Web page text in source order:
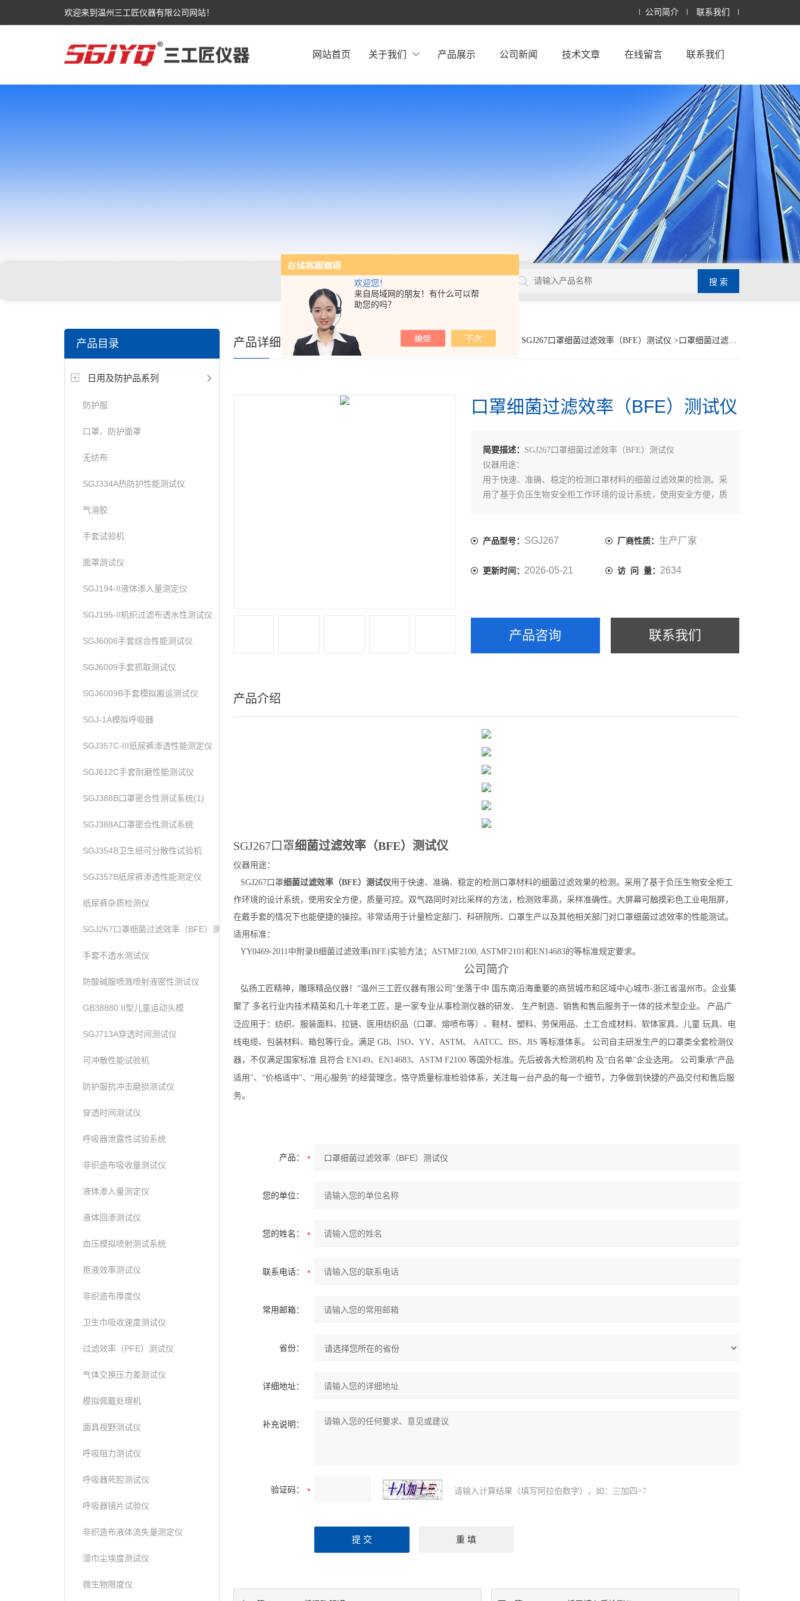
欢迎您！
来自局域网的朋友！有什么可以帮
助您的吗？
欢迎来到温州三工匠仪器有限公司网站！ 公司简介 联系我们
网站首页 关于我们 产品展示 公司新闻 技术文章 在线留言 联系我们
纺织，服装面料，拉链，医用纺织品，鞋材，塑料，劳保用品，土工合成材料，软体家具，儿童玩具，电线
电缆，包装材料，箱包等行业
产品目录
日用及防护品系列
防护服
口罩、防护面罩
无纺布
SGJ334A热防护性能测试仪
气溶胶
手套试验机
面罩测试仪
SGJ194-II液体渗入量测定仪
SGJ195-II机织过滤布透水性测试仪
SGJ6008手套综合性能测试仪
SGJ6009手套抓取测试仪
SGJ6009B手套模拟搬运测试仪
SGJ-1A模拟呼吸器
SGJ357C-III纸尿裤渗透性能测定仪
SGJ612C手套耐磨性能测试仪
SGJ388B口罩密合性测试系统(1)
SGJ388A口罩密合性测试系统
SGJ354B卫生纸可分散性试验机
SGJ357B纸尿裤渗透性能测定仪
纸尿裤杂质检测仪
SGJ267口罩细菌过滤效率（BFE）测试仪
手套不透水测试仪
防酸碱服喷溅喷射液密性测试仪
GB38880 II型儿童运动头模
SGJ713A穿透时间测试仪
可冲散性能试验机
防护服抗冲击磨损测试仪
穿透时间测试仪
呼吸器泄露性试验系统
非织造布吸收量测试仪
液体渗入量测定仪
液体回渗测试仪
血压模拟喷射测试系统
拒液效率测试仪
非织造布厚度仪
卫生巾吸收速度测试仪
过滤效率（PFE）测试仪
气体交换压力差测试仪
模拟佩戴处理机
面具视野测试仪
呼吸阻力测试仪
呼吸器死腔测试仪
呼吸器镜片试验仪
非织造布液体流失量测定仪
湿巾尘埃度测试仪
微生物限度仪
你的位置： 产品展示 日用及防护品系列 SGJ267口罩细菌过滤效率（BFE）测试仪 >口罩细菌过滤效率（BFE）测试仪
产品详细页
口罩细菌过滤效率（BFE）测试仪
简要描述： SGJ267口罩细菌过滤效率（BFE）测试仪
仪器用途：
用于快速、准确、稳定的检测口罩材料的细菌过滤效果的检测。采
用了基于负压生物安全柜工作环境的设计系统，使用安全方便，质
控。非常适用于计量检定部门、科研院所、口罩生产以及其他相关
产品型号： SGJ267 厂商性质： 生产厂家
更新时间： 2026-05-21 访 问 量： 2634
产品咨询 联系我们
产品介绍
SGJ267口罩细菌过滤效率（BFE）测试仪
仪器用途：
SGJ267口罩细菌过滤效率（BFE）测试仪用于快速、准确、 稳定的检测 口罩材料的细菌过滤效果的检测。采用了基于负压生物安全柜工
作环境的设计系统，使用安全方便，质量可控。双气路同时对比采样的方法，检测效率高，采样准确性。大屏幕可触摸彩色工业电阻屏，
在戴手套的情况下也能便捷的操控。非常适用于计量检定部门、科研院所、口罩生产以及其他相关部门对口罩细菌过滤效率的性能测试。
适用标准：
YY0469-2011中附录B细菌过滤效率(BFE)实验方法；ASTMF2100, ASTMF2101和EN14683的等标准规定要求。
公司简介
弘扬工匠精神，雕琢精品仪器！ “温州三工匠仪器有限公司"坐落于中 国东南沿海重要的商贸城市和区域中心城市-浙江省温州市。企业集
聚了 多名行业内技术精英和几十年老工匠，是一家专业从事检测仪器的研发、 生产制造、销售和售后服务于一体的技术型企业。 产品广
泛应用于：纺织、服装面料、拉链、医用纺织品（口罩、熔喷布等）、鞋材、塑料、劳保用品、土工合成材料、软体家具、儿童 玩具、电
线电缆、包装材料、箱包等行业。满足 GB、ISO、YY、ASTM、 AATCC、BS、JIS 等标准体系。 公司自主研发生产的口罩类全套检测仪
器，不仅满足国家标准 且符合 EN149、EN14683、ASTM F2100 等国外标准。先后被各大检测机构 及“白名单"企业选用。 公司秉承“产品
适用"、“价格适中"、“用心服务"的经营理念，恪守质量标准检验体系，关注每一台产品的每一个细节，力争做到快捷的产品交付和售后服
务。
产品：
您的单位：
您的姓名：
联系电话：
常用邮箱：
省份：
详细地址：
补充说明：
验证码： 请输入计算结果（填写阿拉伯数字），如：三加四=7